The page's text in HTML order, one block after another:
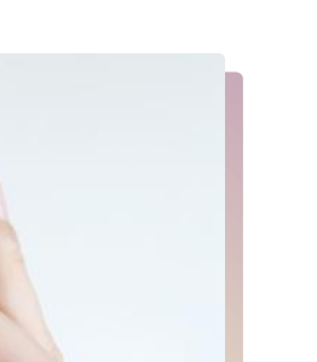
如（歯の数が足りない）
ポリシー